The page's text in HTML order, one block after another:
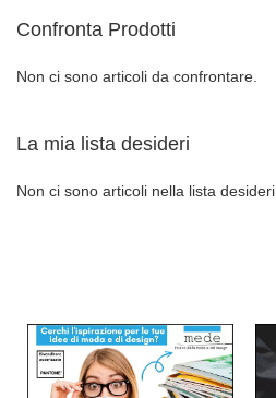
DESIDERI
Confronta Prodotti
Non ci sono articoli da confrontare.
La mia lista desideri
Non ci sono articoli nella lista desideri.